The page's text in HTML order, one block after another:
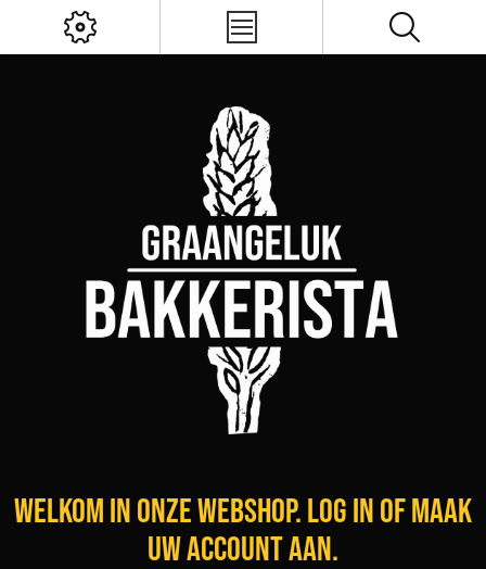
Welkom in onze webshop. Log in of maak
uw account aan.